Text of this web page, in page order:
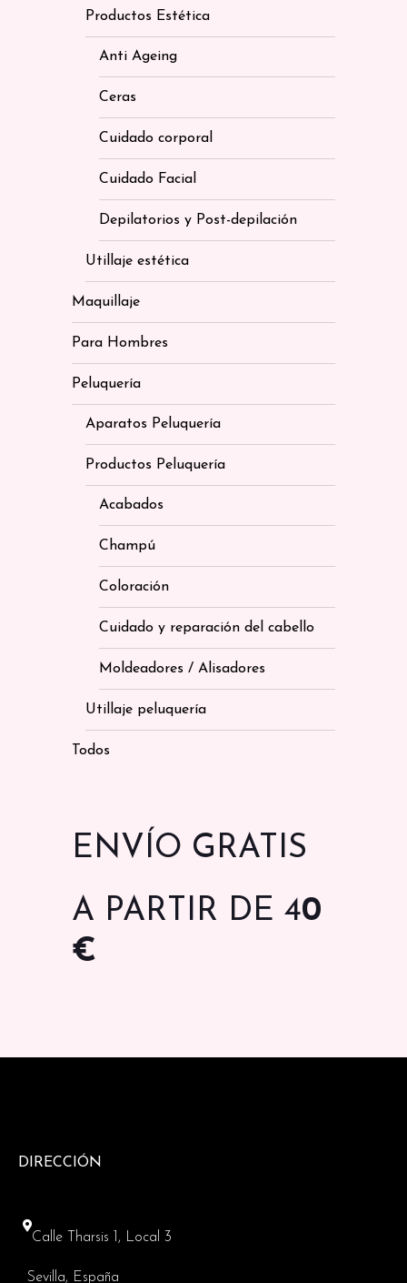
Productos Estética
Anti Ageing
Ceras
Cuidado corporal
Cuidado Facial
Depilatorios y Post-depilación
Utillaje estética
Maquillaje
Para Hombres
Peluquería
Aparatos Peluquería
Productos Peluquería
Acabados
Champú
Coloración
Cuidado y reparación del cabello
Moldeadores / Alisadores
Utillaje peluquería
Todos
ENVÍO GRATIS
A PARTIR DE 40
€
DIRECCIÓN
Calle Tharsis 1, Local 3
Sevilla, España